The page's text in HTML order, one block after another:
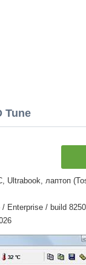
Tune
Ultrabook, лаптоп
Enterprise / build